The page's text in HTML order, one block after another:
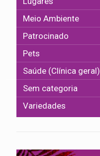
Meio Ambiente
Patrocinado
Pets
Saúde (Clínica geral)
Sem categoria
Variedades